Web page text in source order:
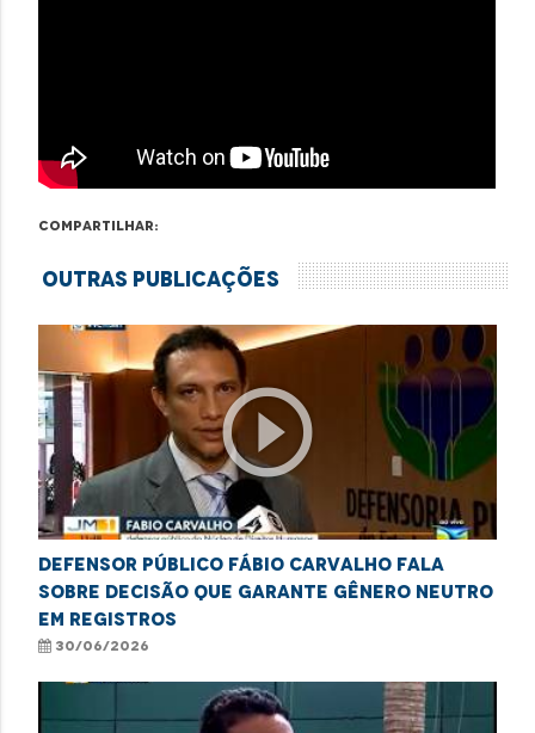
Compartilhar:
Outras Publicações
play_circle_outline
Defensor público Fábio Carvalho fala
sobre decisão que garante gênero neutro
em registros
30/06/2026